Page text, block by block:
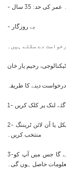
کی حد: 35 سال
- بے روزگار
دے سکتے ہیں۔
رحیم یار خان
2- اپنی معلومات کے فارم پُر کے ساتھ چلائیں اور تربیتی موڈ فزیکل یا آن لائن ٹریننگ
منتخب کریں۔
3-سائنس اپ کے بعد، آپ کو ایک ای میل اور ایس ایم ایس ملے گا جس میں آپ کو
حاصل ہوں گی۔